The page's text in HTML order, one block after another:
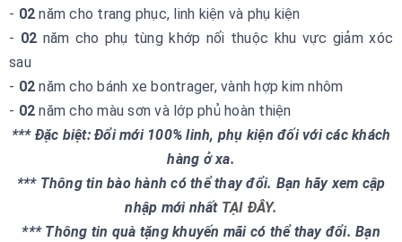
- 02 năm cho trang phục, linh kiện và phụ kiện
- 02 năm cho phụ tùng khớp nối thuộc khu vực giảm xóc
sau
- 02năm cho bánh xe bontrager, vành hợp kim nhôm
- 02 năm cho màu sơn và lớp phủ hoàn thiện
*** Đặc biệt: Đổi mới 100% linh, phụ kiện đối với các khách
hàng ở xa.
*** Thông tin bào hành có thể thay đổi. Bạn hãy xem cập
nhập mới nhất TẠI ĐÂY.
*** Thông tin quà tặng khuyến mãi có thể thay đổi. Bạn